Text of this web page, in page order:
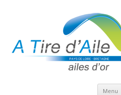
Menu